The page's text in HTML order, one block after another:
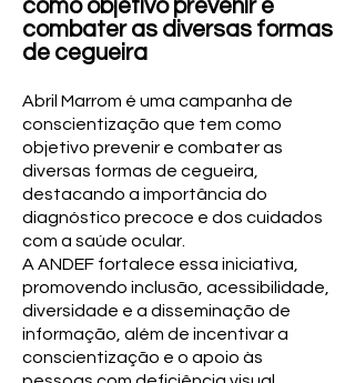
como objetivo prevenir e
combater as diversas formas
de cegueira
Abril Marrom é uma campanha de
conscientização que tem como
objetivo prevenir e combater as
diversas formas de cegueira,
destacando a importância do
diagnóstico precoce e dos cuidados
com a saúde ocular.
A ANDEF fortalece essa iniciativa,
promovendo inclusão, acessibilidade,
diversidade e a disseminação de
informação, além de incentivar a
conscientização e o apoio às